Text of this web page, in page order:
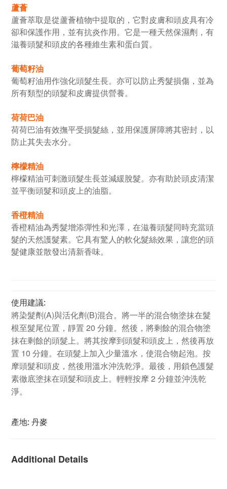
蘆薈
蘆薈萃取是從蘆薈植物中提取的，它對皮膚和頭皮具有冷
卻和保護作用，並有抗炎作用。它是一種天然保濕劑，有
滋養頭髮和頭皮的各種維生素和蛋白質。
葡萄籽油
葡萄籽油用作強化頭髮生長。亦可以防止秀髮損傷，並為
所有類型的頭髮和皮膚提供營養。
荷荷巴油
荷荷巴油有效撫平受損髮絲，並用保護屏障將其密封，以
防止其失去水分。
檸檬精油
檸檬精油可刺激頭髮生長並減緩脫髮。亦有助於頭皮清潔
並平衡頭髮和頭皮上的油脂。
香橙精油
香橙精油為秀髮增添彈性和光澤，在滋養頭髮同時充當頭
髮的天然護髮素。它具有驚人的軟化髮絲效果，讓您的頭
髮健康並散發出清新香味。
使用建議:
將染髮劑(A)與活化劑(B)混合。將一半的混合物塗抹在髮
根至髮尾位置，靜置 20 分鐘。然後，將剩餘的混合物塗
抹在剩餘的頭髮上。將其按摩到頭髮和頭皮上，然後再放
置 10 分鐘。在頭髮上加入少量溫水，使混合物起泡。按
摩頭髮和頭皮，然後用溫水沖洗乾淨。最後，用鎖色護髮
素徹底塗抹在頭髮和頭皮上。輕輕按摩 2 分鐘並沖洗乾
淨。
產地: 丹麥
Additional Details